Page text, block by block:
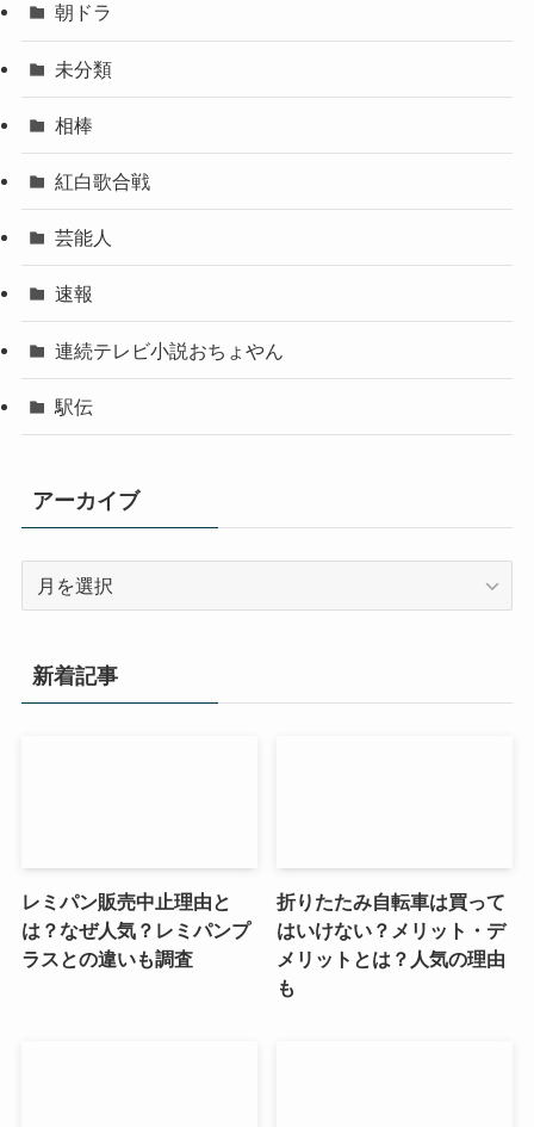
朝ドラ
未分類
相棒
紅白歌合戦
芸能人
速報
連続テレビ小説おちょやん
駅伝
アーカイブ
イ
ブ
新着記事
レミパン販売中止理由と
は？なぜ人気？レミパンプ
ラスとの違いも調査
折りたたみ自転車は買って
はいけない？メリット・デ
メリットとは？人気の理由
も